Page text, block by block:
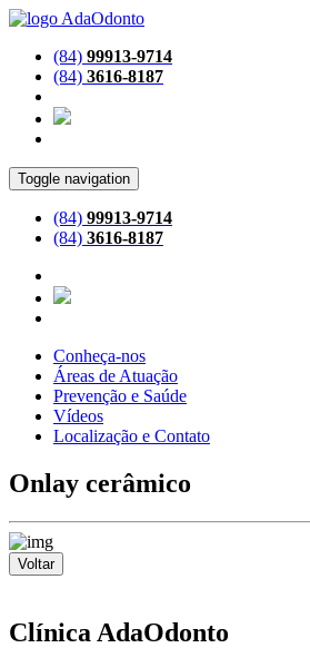
(84) 99913-9714
(84) 3616-8187
Toggle navigation
(84) 99913-9714
(84) 3616-8187
Conheça-nos
Áreas de Atuação
Prevenção e Saúde
Vídeos
Localização e Contato
Onlay cerâmico
Voltar
Clínica AdaOdonto